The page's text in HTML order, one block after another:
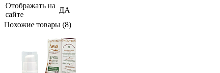
Отображать на
сайте
ДА
Похожие товары (8)